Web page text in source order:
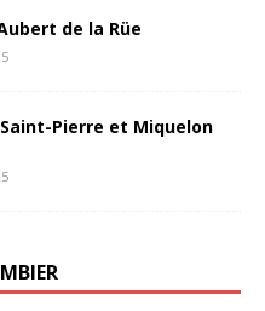
de la Rüe
Pierre et Miquelon